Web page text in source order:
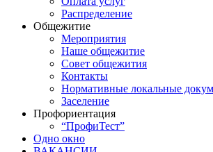
Распределение
Общежитие
Мероприятия
Наше общежитие
Совет общежития
Контакты
Нормативные локальные
Заселение
Профориентация
“ПрофиТест”
Одно окно